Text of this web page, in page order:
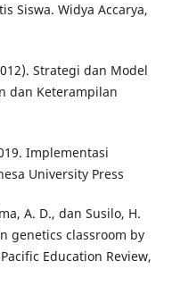
Siswa. Widya Accarya,
Strategi dan Model
dan Keterampilan
Implementasi
University Press
A. D., dan Susilo, H.
genetics classroom by
Education Review,